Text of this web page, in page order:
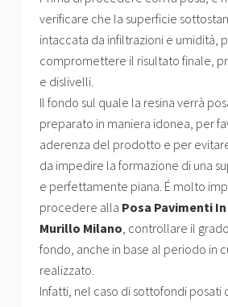
verificare che la superficie
intaccata da infiltrazioni e umidità,
compromettere il risultato finale,
e dislivelli.
Il fondo sul quale la resina verrà
preparato in maniera idonea, per
aderenza del prodotto e per
da impedire la formazione di una
e perfettamente piana. É molto
procedere alla Posa Pavimenti
Murillo Milano, controllare il
fondo, anche in base al periodo in
realizzato.
Infatti, nel caso di sottofondi posati